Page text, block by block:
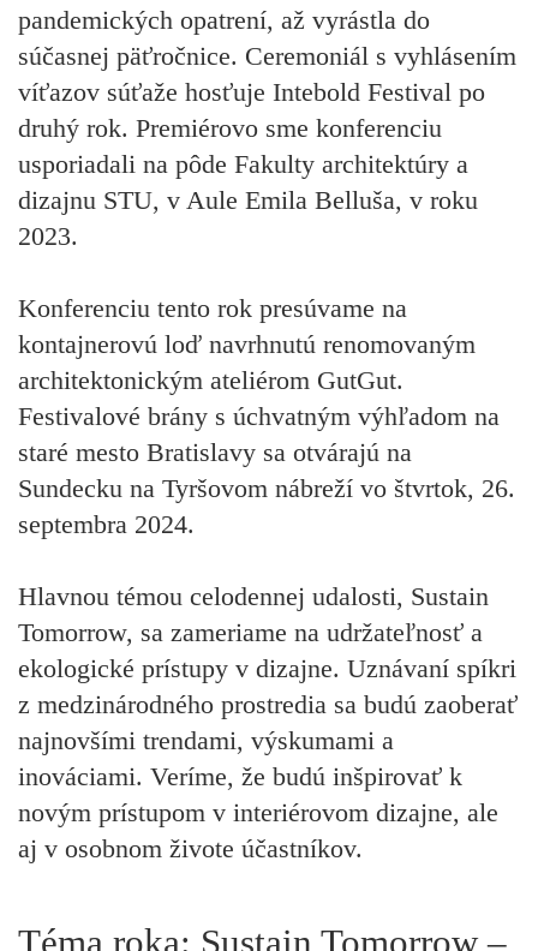
pandemických opatrení, až vyrástla do
súčasnej päťročnice. Ceremoniál s vyhlásením
víťazov súťaže hosťuje Intebold Festival po
druhý rok. Premiérovo sme konferenciu
usporiadali na pôde Fakulty architektúry a
dizajnu STU, v Aule Emila Belluša, v roku
2023.
Konferenciu tento rok presúvame na
kontajnerovú loď navrhnutú renomovaným
architektonickým ateliérom GutGut.
Festivalové brány s úchvatným výhľadom na
staré mesto Bratislavy sa otvárajú na
Sundecku na Tyršovom nábreží vo štvrtok, 26.
septembra 2024.
Hlavnou témou celodennej udalosti, Sustain
Tomorrow, sa zameriame na udržateľnosť a
ekologické prístupy v dizajne. Uznávaní spíkri
z medzinárodného prostredia sa budú zaoberať
najnovšími trendami, výskumami a
inováciami. Veríme, že budú inšpirovať k
novým prístupom v interiérovom dizajne, ale
aj v osobnom živote účastníkov.
Téma roka: Sustain Tomorrow –